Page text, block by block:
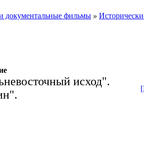
документальные фильмы »
исход".